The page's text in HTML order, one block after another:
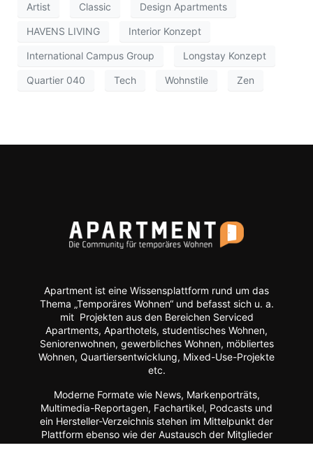
Artist Classic Design Apartments
HAVENS LIVING Interior Konzept
International Campus Group Longstay Konzept
Quartier 040 Tech Wohnstile Zen
Apartment ist eine Wissensplattform rund um das
Thema „Temporäres Wohnen“ und befasst sich u. a.
mit Projekten aus den Bereichen Serviced
Apartments, Aparthotels, studentisches Wohnen,
Seniorenwohnen, gewerbliches Wohnen, möbliertes
Wohnen, Quartiersentwicklung, Mixed-Use-Projekte
etc.
Moderne Formate wie News, Markenporträts,
Multimedia-Reportagen, Fachartikel, Podcasts und
ein Hersteller-Verzeichnis stehen im Mittelpunkt der
Plattform ebenso wie der Austausch der Mitglieder
über Webinare, Experten-Chats und Kommentar-